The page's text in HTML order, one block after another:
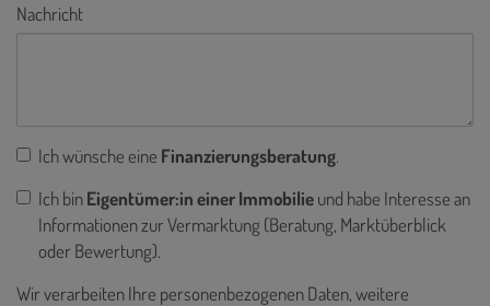
Nachricht
Ich wünsche eine Finanzierungsberatung.
Ich binEigentümer:in einer Immobilieund habe Interesse an
Informationen zur Vermarktung (Beratung, Marktüberblick
oder Bewertung).
Wir verarbeiten Ihre personenbezogenen Daten, weitere